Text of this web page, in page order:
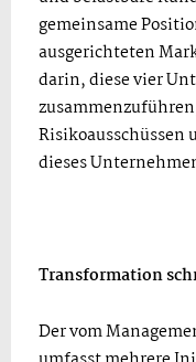
gemeinsame
ausgerichteten
darin, diese vier
Risikoausschüssen
dieses
Transformation
Der vom